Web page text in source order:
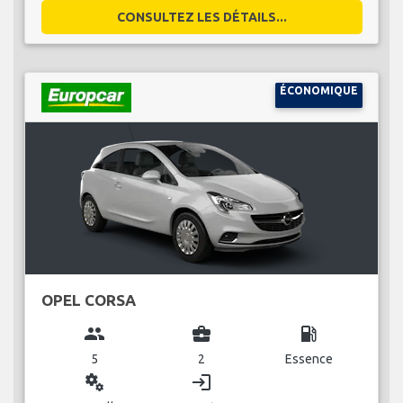
CONSULTEZ LES DÉTAILS...
ÉCONOMIQUE
OPEL CORSA
group
5
business_center
2
local_gas_station
Essence
miscellaneous_services login